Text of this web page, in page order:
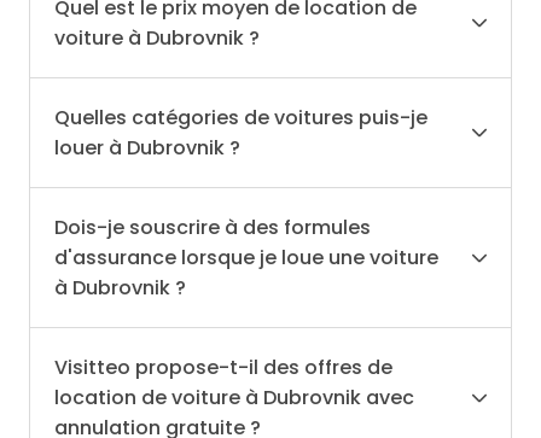
Quel est le prix moyen de location de
voiture à Dubrovnik ?
Quelles catégories de voitures puis-je
louer à Dubrovnik ?
Dois-je souscrire à des formules
d'assurance lorsque je loue une voiture
à Dubrovnik ?
Visitteo propose-t-il des offres de
location de voiture à Dubrovnik avec
annulation gratuite ?